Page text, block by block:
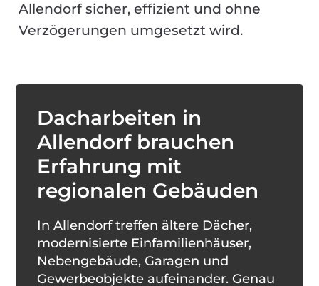
Allendorf sicher, effizient und ohne
Verzögerungen umgesetzt wird.
Dacharbeiten in
Allendorf brauchen
Erfahrung mit
regionalen Gebäuden
In Allendorf treffen ältere Dächer,
modernisierte Einfamilienhäuser,
Nebengebäude, Garagen und
Gewerbeobjekte aufeinander. Genau